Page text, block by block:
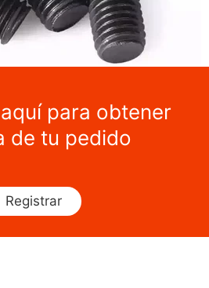
para obtener
de tu pedido
Registrar